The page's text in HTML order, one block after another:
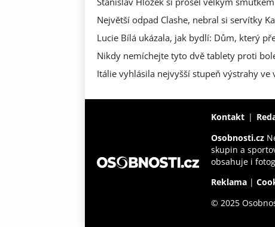
Největší odpad Clashe, nebral si servítky
Lucie Bílá ukázala, jak bydlí: Dům, který
Nikdy nemíchejte tyto dvě tablety proti
Itálie vyhlásila nejvyšší stupeň výstrahy ve
Kontakt
Osobnosti.cz
skupin a
obsahuje i
Reklama |
© 2025